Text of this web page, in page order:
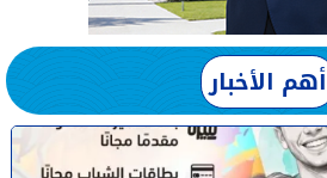
أهم الأخبار